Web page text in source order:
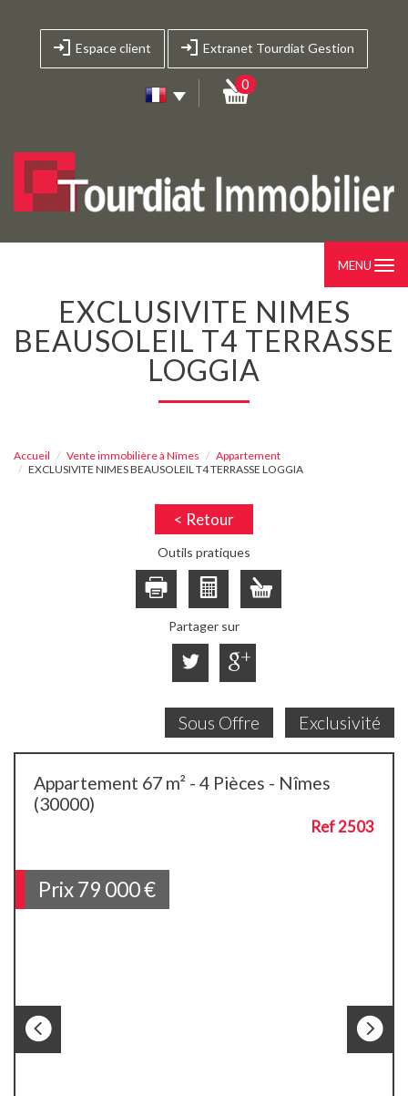
Espace client Extranet Tourdiat Gestion
0
MENU
EXCLUSIVITE NIMES
BEAUSOLEIL T4 TERRASSE
LOGGIA
Accueil Vente immobilière à Nîmes
Appartement
EXCLUSIVITE NIMES BEAUSOLEIL T4 TERRASSE LOGGIA
< Retour
Outils pratiques
Partager sur
Sous Offre Exclusivité
Appartement 67 m² - 4 Pièces - Nîmes
(30000)
Ref 2503
Prix79 000€